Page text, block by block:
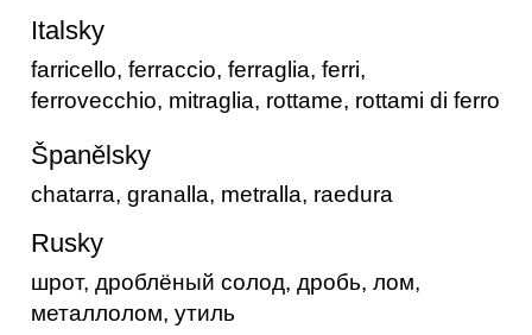
Italsky
farricello, ferraccio, ferraglia, ferri,
ferrovecchio, mitraglia, rottame, rottami di ferro
Španělsky
chatarra, granalla, metralla, raedura
Rusky
шрот, дроблёный солод, дробь, лом,
металлолом, утиль